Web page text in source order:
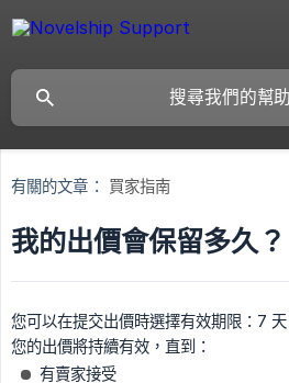
有關的文章： 買家指南
我的出價會保留多久？
您可以在提交出價時選擇有效期限：7
您的出價將持續有效，直到：
有賣家接受